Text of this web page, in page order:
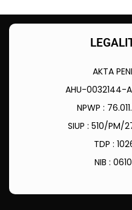
AKTA
AHU-0032144-
NPWP :
SIUP : 510/PM/
TDP :
NIB :